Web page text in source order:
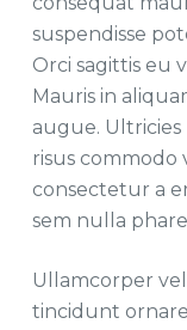
suspendisse
Orci sagittis eu
Mauris in
augue.
risus commodo
consectetur a
sem nulla
Ullamcorper
tincidunt ornare